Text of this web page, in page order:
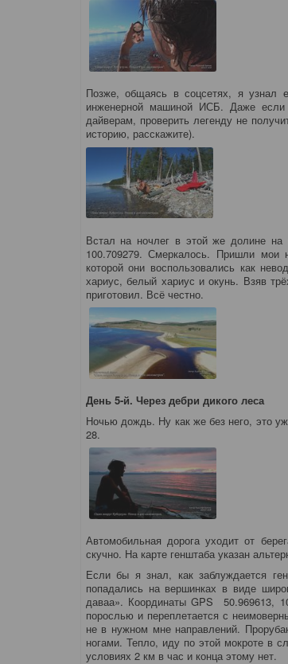
Позже, общаясь в соцсетях, я
инженерной машиной ИСБ. Даже
дайверам, проверить легенду не
историю, расскажите).
Встал на ночлег в этой же долине на
100.709279. Смеркалось. Пришли
которой они воспользовались как
хариус, белый хариус и окунь. Взяв
приготовил. Всё честно.
День 5-й. Через дебри дикого леса
Ночью дождь. Ну как же без него, это
28.
Автомобильная дорога уходит от
скучно. На карте генштаба указан
Если бы я знал, как заблуждается
попадались на вершинках в виде
даваа». Координаты GPS 50.969613,
порослью и переплетается с
не в нужном мне направлений.
ногами. Тепло, иду по этой мокроте в
условиях 2 км в час и конца этому нет.